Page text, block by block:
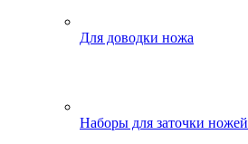
Для доводки ножа
Наборы для заточки ножей